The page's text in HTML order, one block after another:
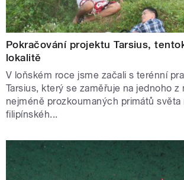
Pokračování projektu Tarsius,
lokalitě
V loňském roce jsme začali s terénní
Tarsius, který se zaměřuje na jednoho z
nejméně prozkoumaných primátů světa
filipínskéh...